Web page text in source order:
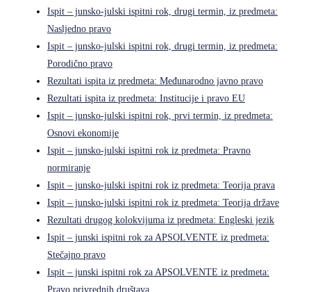
Ispit – junsko-julski ispitni rok, drugi termin, iz predmeta:
Nasljedno pravo
Ispit – junsko-julski ispitni rok, drugi termin, iz predmeta:
Porodično pravo
Rezultati ispita iz predmeta: Međunarodno javno pravo
Rezultati ispita iz predmeta: Institucije i pravo EU
Ispit – junsko-julski ispitni rok, prvi termin, iz predmeta:
Osnovi ekonomije
Ispit – junsko-julski ispitni rok iz predmeta: Pravno
normiranje
Ispit – junsko-julski ispitni rok iz predmeta: Teorija prava
Ispit – junsko-julski ispitni rok iz predmeta: Teorija države
Rezultati drugog kolokvijuma iz predmeta: Engleski jezik
Ispit – junski ispitni rok za APSOLVENTE iz predmeta:
Stečajno pravo
Ispit – junski ispitni rok za APSOLVENTE iz predmeta:
Pravo privrednih društava